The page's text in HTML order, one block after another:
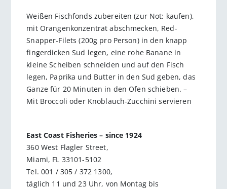
Weißen Fischfonds zubereiten (zur Not: kaufen),
mit Orangenkonzentrat abschmecken, Red-
Snapper-Filets (200g pro Person) in den knapp
fingerdicken Sud legen, eine rohe Banane in
kleine Scheiben schneiden und auf den Fisch
legen, Paprika und Butter in den Sud geben, das
Ganze für 20 Minuten in den Ofen schieben. –
Mit Broccoli oder Knoblauch-Zucchini servieren
East Coast Fisheries – since 1924
360 West Flagler Street,
Miami, FL 33101-5102
Tel. 001 / 305 / 372 1300,
täglich 11 und 23 Uhr, von Montag bis